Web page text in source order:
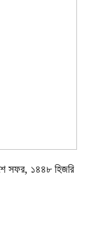
সফর, ১৪৪৮ হিজরি